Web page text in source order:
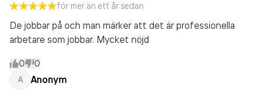
för mer än ett år sedan
De jobbar på och man märker att det är professionella
arbetare som jobbar. Mycket nöjd
0 0
A Anonym